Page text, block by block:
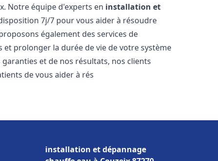
Notre équipe d'experts en installation et
7j/7 pour vous aider à résoudre
également des services de
prolonger la durée de vie de votre système
et de nos résultats, nos clients
de vous aider à rés
installation et dépannage